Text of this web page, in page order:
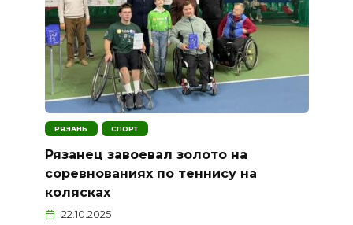
РЯЗАНЬ СПОРТ
Рязанец завоевал золото на
соревнованиях по теннису на
колясках
22.10.2025